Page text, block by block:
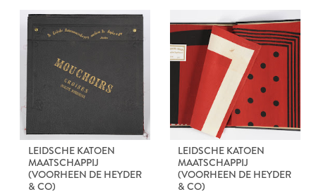
Maatschappij
LEIDSCHE KATOEN
MAATSCHAPPIJ
(VOORHEEN DE HEYDER
& CO)
LEIDSCHE KATOEN
MAATSCHAPPIJ
(VOORHEEN DE HEYDER
& CO)